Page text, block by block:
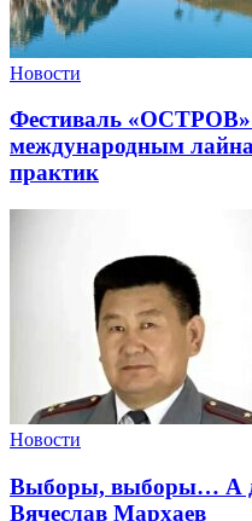
Новости
Фестиваль «ОСТРОВ»
международным
практик
Новости
Выборы, выборы… А
Вячеслав Мархаев